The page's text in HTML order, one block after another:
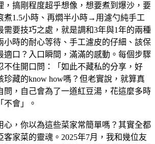
，搞剛程度超乎想像，想要煮到爆沙，要
1.5小時、再燜半小時→用濾勺純手工
需要技巧之處，就是調和3年與1年的兩種
小時的耐心等待、手工濾皮的仔細、該保
適口？入口瞬間，滿滿的感動。 每個步驟
不住開口問：「如此不藏私的分享，好
珍藏的know how嗎？但老實說，就算真
問，自己會為了一道紅豆湯，花這麼多時
不會」。
心，你以為這些菜家常簡單嗎？其實全都
客家菜的靈魂。 2025年7月，我和幾位友